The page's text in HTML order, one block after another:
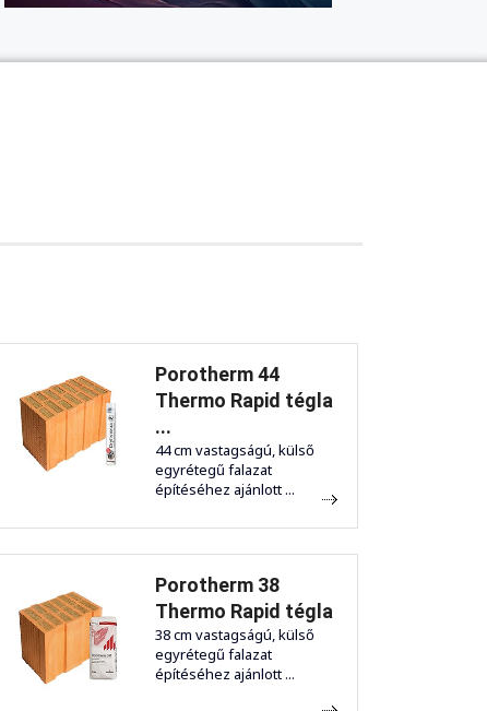
Porotherm 44
Thermo Rapid tégla
...
44 cm vastagságú, külső
egyrétegű falazat
építéséhez ajánlott ...
Porotherm 38
Thermo Rapid tégla
38 cm vastagságú, külső
egyrétegű falazat
építéséhez ajánlott ...